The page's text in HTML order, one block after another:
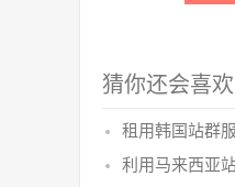
猜你还会喜
租用韩国站群
利用马来西亚